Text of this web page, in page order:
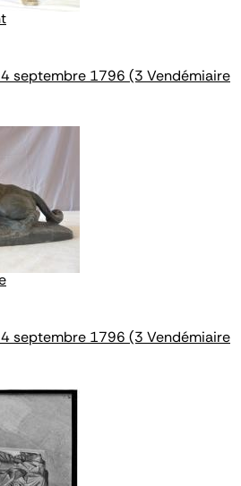
septembre 1796 (3 Vendémiaire
septembre 1796 (3 Vendémiaire